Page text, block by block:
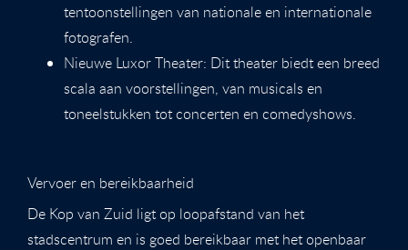
tentoonstellingen van nationale en internationale
fotografen.
Nieuwe Luxor Theater: Dit theater biedt een breed
scala aan voorstellingen, van musicals en
toneelstukken tot concerten en comedyshows.
Vervoer en bereikbaarheid
De Kop van Zuid ligt op loopafstand van het
stadscentrum en is goed bereikbaar met het openbaar